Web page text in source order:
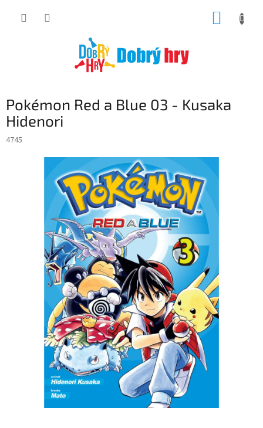
Pokémon Red a Blue 03 - Kusaka
Hidenori
4745